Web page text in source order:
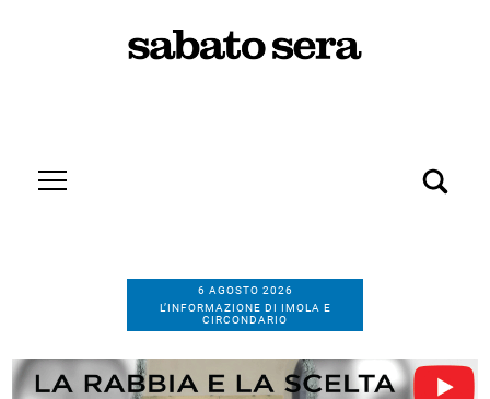
6 AGOSTO 2026
L’INFORMAZIONE DI IMOLA E
CIRCONDARIO